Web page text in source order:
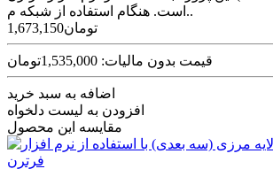
است. هنگام استفاده از شبکه م..
1,673,150تومان
قیمت بدون مالیات: 1,535,000تومان
اضافه به سبد خرید
افزودن به لیست دلخواه
مقایسه این محصول